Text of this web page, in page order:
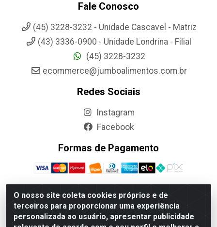
O nosso site coleta cookies próprios e de
terceiros para proporcionar uma experiência
personalizada ao usuário, apresentar publicidade
Fale Conosco
(45) 3228-3232 - Unidade Cascavel - Matriz
(43) 3336-0900 - Unidade Londrina - Filial
(45) 3228-3232
ecommerce@jumboalimentos.com.br
Redes Sociais
Instagram
Facebook
Formas de Pagamento
Jumbo Alimentos Cascavel - Matriz - Rua Itatiba Do Sul, 161 -
Santos Dumont, Cascavel-PR - CEP 85804-700- CNPJ